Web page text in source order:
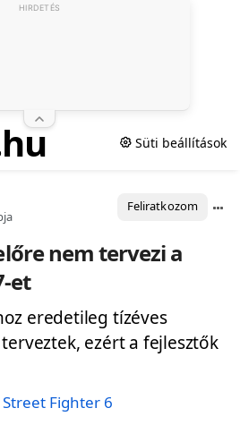
Süti beállítások
Feliratkozom
nem tervezi a
et
eredetileg tízéves
ezért a fejlesztők
HIRDETÉS